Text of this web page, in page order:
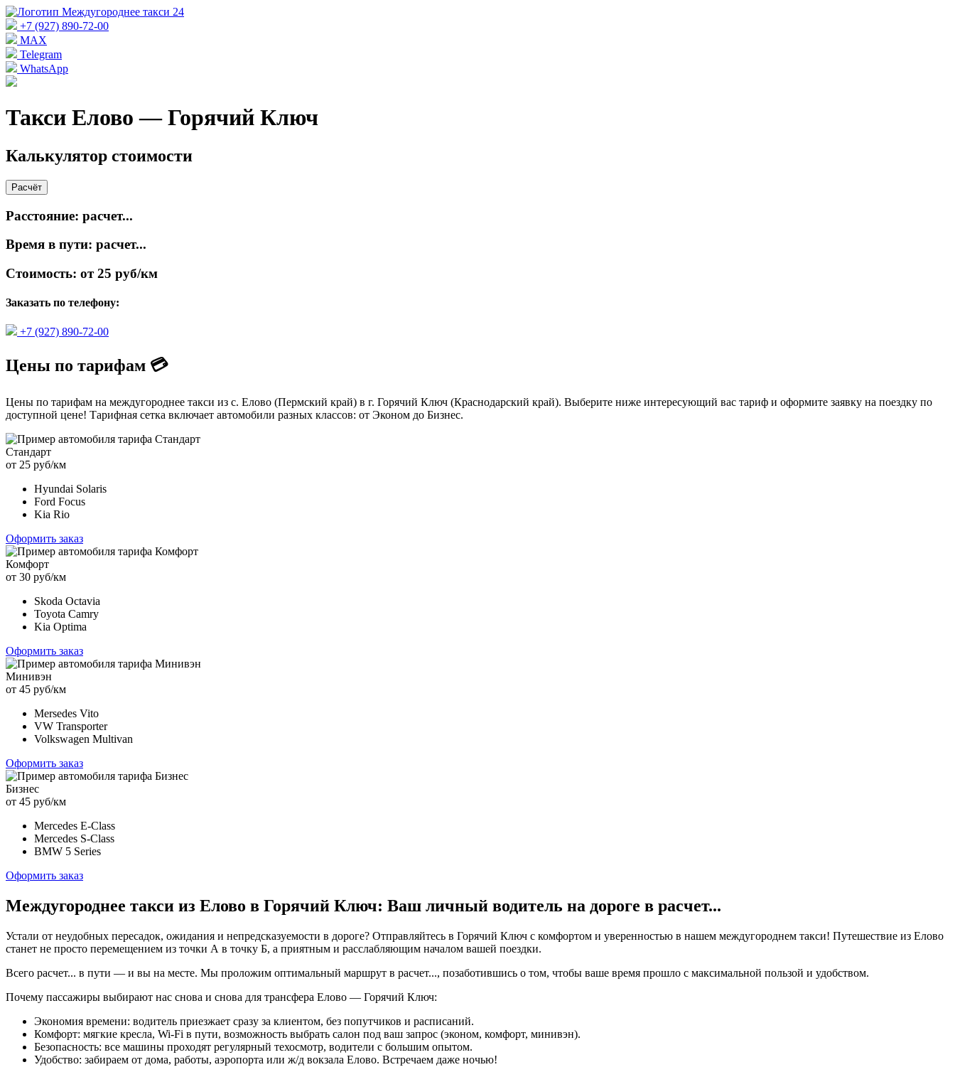
+7 (927) 890-72-00
MAX
Telegram
WhatsApp
Такси Елово — Горячий Ключ
Калькулятор стоимости
Расчёт
Расстояние: расчет...
Время в пути: расчет...
Стоимость: от 25 руб/км
Заказать по телефону:
+7 (927) 890-72-00
Цены по тарифам 💳
Цены по тарифам на междугороднее такси из с. Елово (Пермский край) в г. Горячий Ключ (Краснодарский край). Выберите ниже интересующий вас тариф и оформите заявку на поездку по
доступной цене! Тарифная сетка включает автомобили разных классов: от Эконом до Бизнес.
Стандарт
от 25 руб/км
Hyundai Solaris
Ford Focus
Kia Rio
Оформить заказ
Комфорт
от 30 руб/км
Skoda Octavia
Toyota Camry
Kia Optima
Оформить заказ
Минивэн
от 45 руб/км
Mersedes Vito
VW Transporter
Volkswagen Multivan
Оформить заказ
Бизнес
от 45 руб/км
Mercedes E-Class
Mercedes S-Class
BMW 5 Series
Оформить заказ
Междугороднее такси из Елово в Горячий Ключ: Ваш личный водитель на дороге в расчет...
Устали от неудобных пересадок, ожидания и непредсказуемости в дороге? Отправляйтесь в Горячий Ключ с комфортом и уверенностью в нашем междугороднем такси! Путешествие из Елово
станет не просто перемещением из точки А в точку Б, а приятным и расслабляющим началом вашей поездки.
Всего расчет... в пути — и вы на месте. Мы проложим оптимальный маршрут в расчет..., позаботившись о том, чтобы ваше время прошло с максимальной пользой и удобством.
Почему пассажиры выбирают нас снова и снова для трансфера Елово — Горячий Ключ:
Экономия времени: водитель приезжает сразу за клиентом, без попутчиков и расписаний.
Комфорт: мягкие кресла, Wi-Fi в пути, возможность выбрать салон под ваш запрос (эконом, комфорт, минивэн).
Безопасность: все машины проходят регулярный техосмотр, водители с большим опытом.
Удобство: забираем от дома, работы, аэропорта или ж/д вокзала Елово. Встречаем даже ночью!